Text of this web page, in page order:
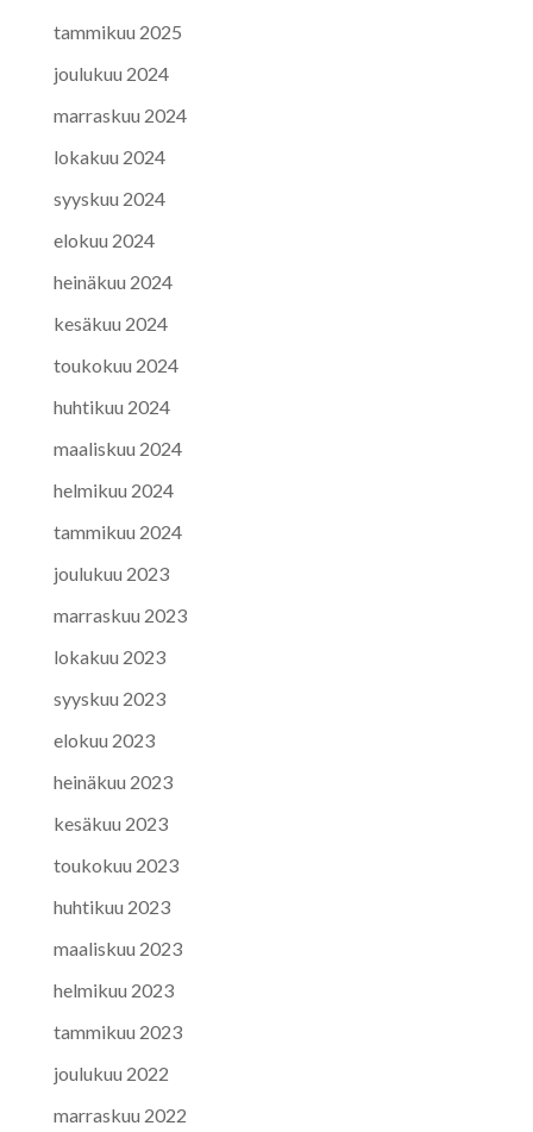
tammikuu 2025
joulukuu 2024
marraskuu 2024
lokakuu 2024
syyskuu 2024
elokuu 2024
heinäkuu 2024
kesäkuu 2024
toukokuu 2024
huhtikuu 2024
maaliskuu 2024
helmikuu 2024
tammikuu 2024
joulukuu 2023
marraskuu 2023
lokakuu 2023
syyskuu 2023
elokuu 2023
heinäkuu 2023
kesäkuu 2023
toukokuu 2023
huhtikuu 2023
maaliskuu 2023
helmikuu 2023
tammikuu 2023
joulukuu 2022
marraskuu 2022